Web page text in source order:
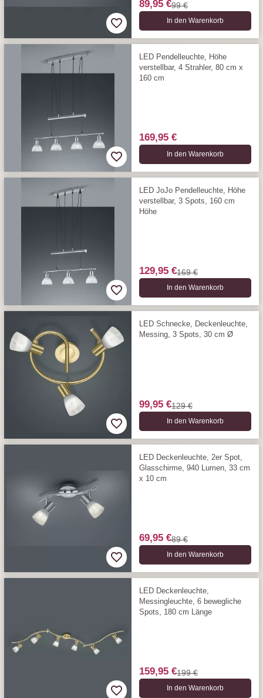
89,95 €99 €
In den Warenkorb
LED Pendelleuchte, Höhe
verstellbar, 4 Strahler, 80 cm x
160 cm
169,95 €
In den Warenkorb
LED JoJo Pendelleuchte, Höhe
verstellbar, 3 Spots, 160 cm
Höhe
129,95 €169 €
In den Warenkorb
LED Schnecke, Deckenleuchte,
Messing, 3 Spots, 30 cm Ø
99,95 €129 €
In den Warenkorb
LED Deckenleuchte, 2er Spot,
Glasschirme, 940 Lumen, 33 cm
x 10 cm
69,95 €89 €
In den Warenkorb
LED Deckenleuchte,
Messingleuchte, 6 bewegliche
Spots, 180 cm Länge
159,95 €199 €
In den Warenkorb